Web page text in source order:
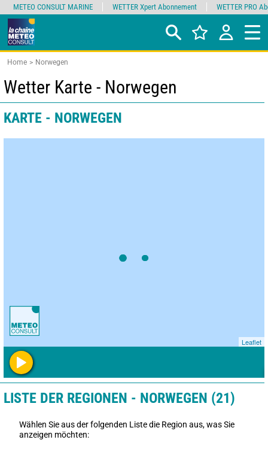
Home Norwegen
Wetter Karte - Norwegen
KARTE - NORWEGEN
Leaflet
LISTE DER REGIONEN - NORWEGEN (21)
Wählen Sie aus der folgenden Liste die Region aus, was Sie
anzeigen möchten:
METEO CONSULT MARINE WETTER Xpert Abonnement WETTER PRO